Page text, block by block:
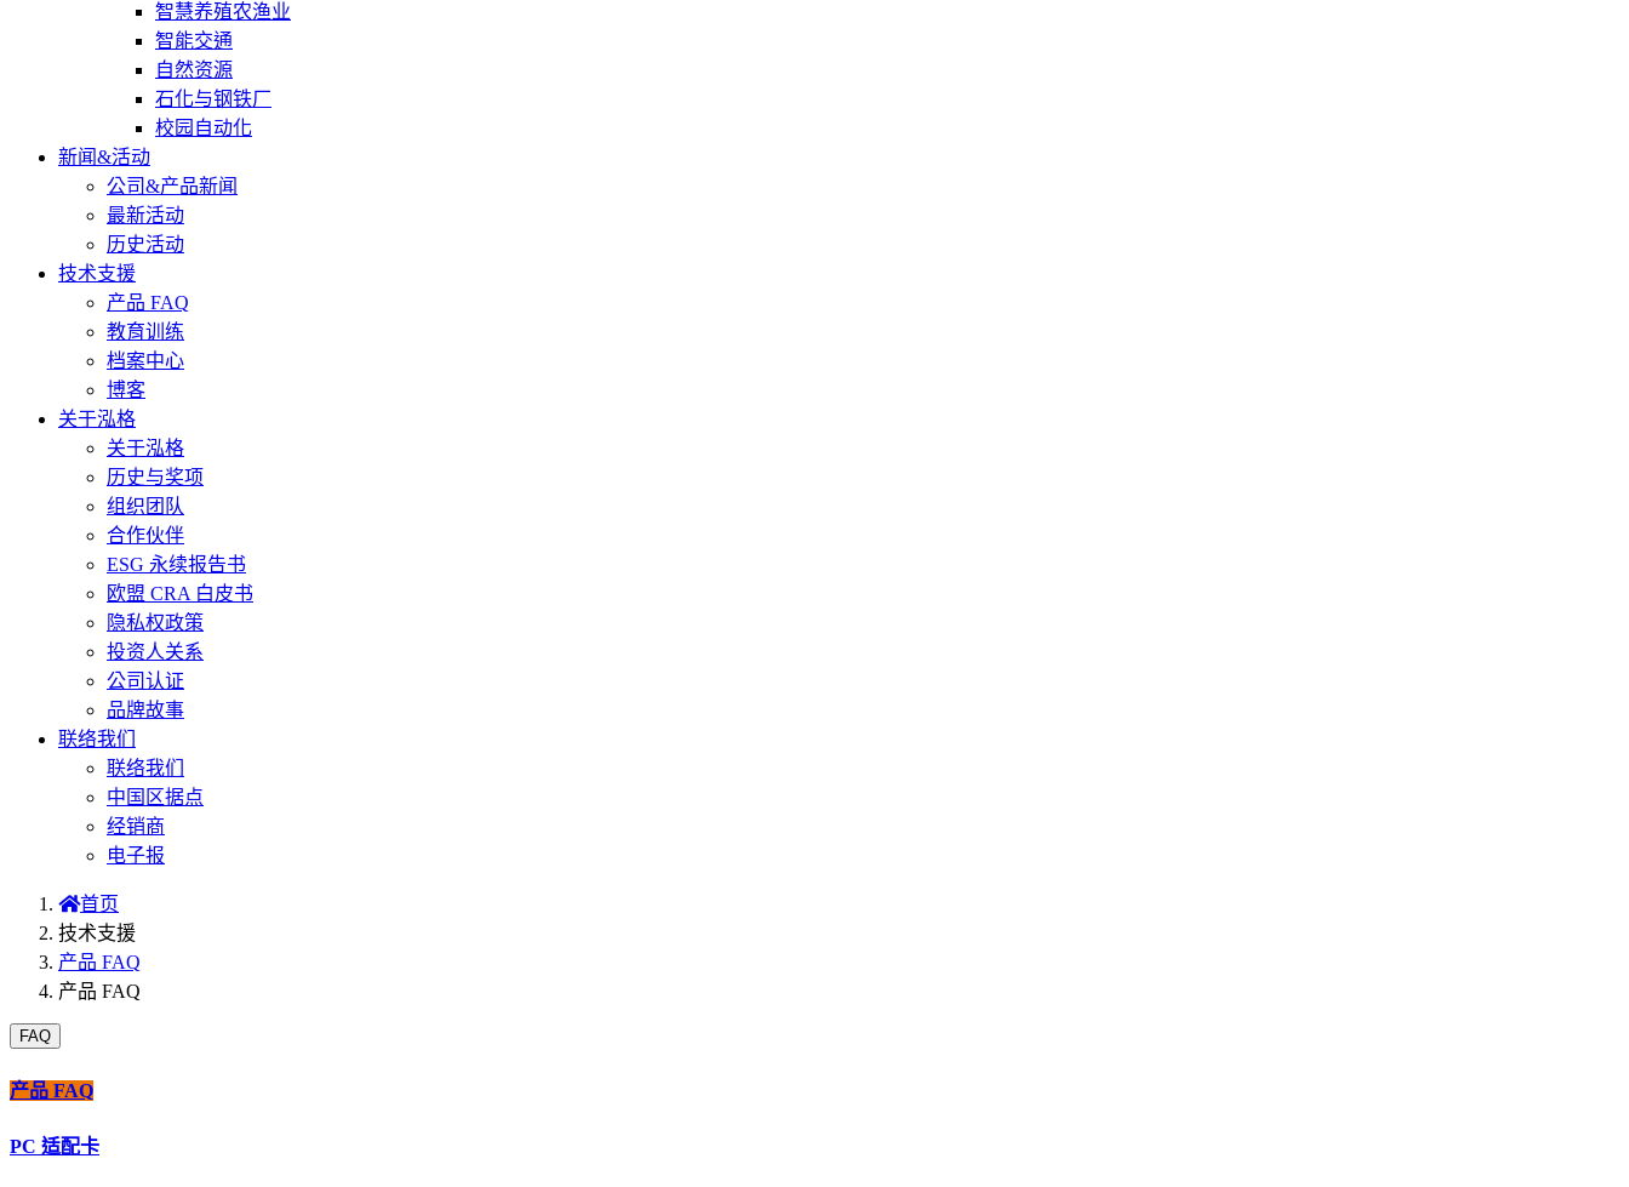
智慧养殖农渔业
智能交通
自然资源
石化与钢铁厂
校园自动化
新闻&活动
公司&产品新闻
最新活动
历史活动
技术支援
产品 FAQ
教育训练
档案中心
博客
关于泓格
关于泓格
历史与奖项
组织团队
合作伙伴
ESG 永续报告书
欧盟 CRA 白皮书
隐私权政策
投资人关系
公司认证
品牌故事
联络我们
联络我们
中国区据点
经销商
电子报
首页
技术支援
产品 FAQ
产品 FAQ
FAQ
产品 FAQ
PC 适配卡